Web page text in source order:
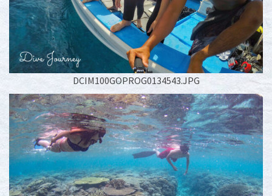
DCIM100GOPROG0134543.JPG